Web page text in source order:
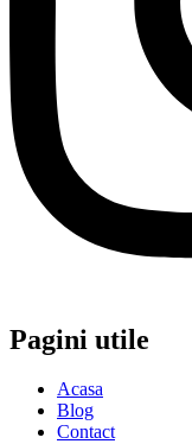
Pagini utile
Acasa
Blog
Contact